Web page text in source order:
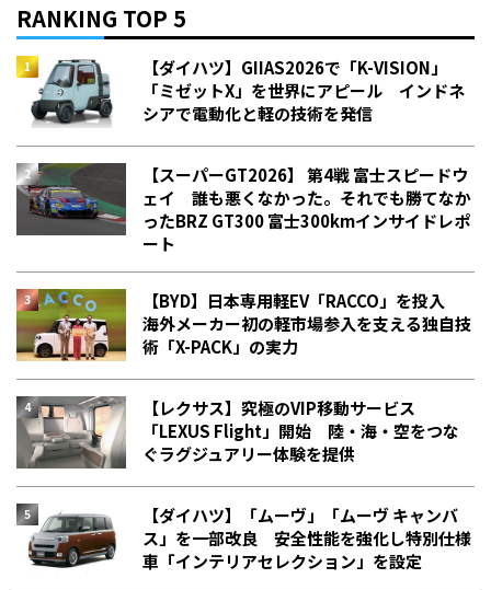
RANKING TOP 5
【ダイハツ】GIIAS2026で「K-VISION」
「ミゼットX」を世界にアピール インドネ
シアで電動化と軽の技術を発信
【スーパーGT2026】 第4戦 富士スピードウ
ェイ 誰も悪くなかった。それでも勝てなか
った――BRZ GT300 富士300kmインサイドレポ
ート
【BYD】日本専用軽EV「RACCO」を投入
海外メーカー初の軽市場参入を支える独自技
術「X-PACK」の実力
【レクサス】究極のVIP移動サービス
「LEXUS Flight」開始 陸・海・空をつな
ぐラグジュアリー体験を提供
【ダイハツ】「ムーヴ」「ムーヴ キャンバ
ス」を一部改良 安全性能を強化し特別仕様
車「インテリアセレクション」を設定